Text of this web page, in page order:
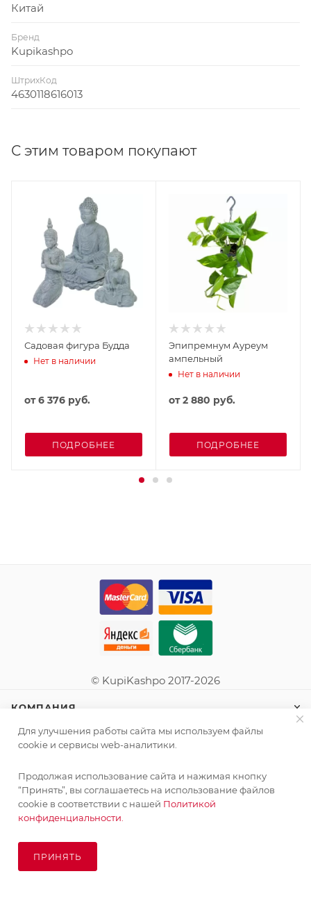
Китай
Бренд
Kupikashpo
ШтрихКод
4630118616013
С этим товаром покупают
Садовая фигура Будда
Нет в наличии
от6 376 руб.
ПОДРОБНЕЕ
Эпипремнум Ауреум
ампельный
Нет в наличии
от2 880 руб.
ПОДРОБНЕЕ
© KupiKashpo 2017-2026
КОМПАНИЯ
ИНФОРМАЦИЯ
ПОМОЩЬ
ПОДПИСАТЬСЯ НА РАССЫЛКУ
Для улучшения работы сайта мы используем файлы
cookie и сервисы web-аналитики.
Продолжая использование сайта и нажимая кнопку
“Принять”, вы соглашаетесь на использование файлов
cookie в соответствии с нашей Политикой
конфиденциальности.
ПРИНЯТЬ